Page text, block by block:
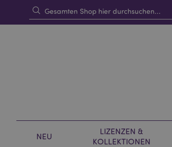
NEU
LIZENZEN &
KOLLEKTIONEN